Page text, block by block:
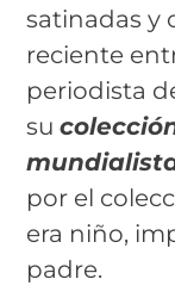
satinadas y
reciente
periodista
su
por el
era niño,
padre.